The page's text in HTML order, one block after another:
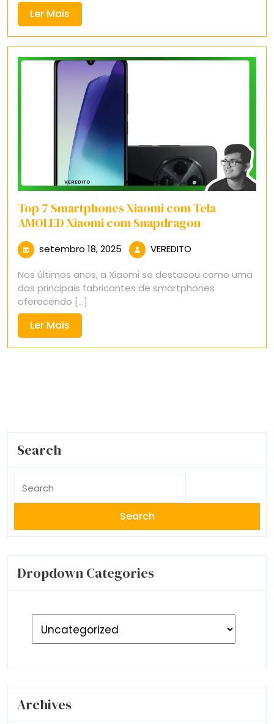
Ler Mais
Mais
Top 7 Smartphones Xiaomi com Tela
AMOLED Xiaomi com Snapdragon
setembro 18, 2025 setembro
2025
VEREDITO
Nos últimos anos, a Xiaomi se destacou como uma
das principais fabricantes de smartphones
oferecendo [...]
Ler Mais
Mais
Search
for:
Dropdown Categories
Archives